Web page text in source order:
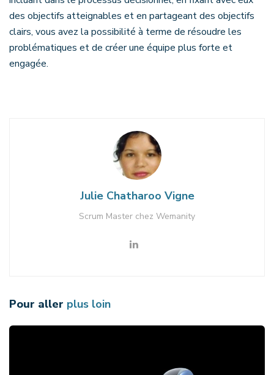
des objectifs atteignables et en partageant des objectifs
clairs, vous avez la possibilité à terme de résoudre les
problématiques et de créer une équipe plus forte et
engagée.
Julie Chatharoo Vigne
Scrum Master chez Wemanity
Pour aller plus loin